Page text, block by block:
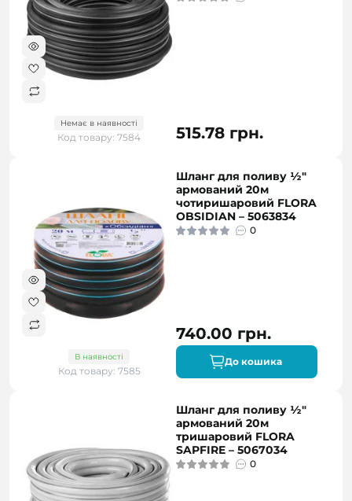
Немає в наявності
Код товару: 7584 515.78 грн.
В наявності
Код товару: 7585
Шланг для поливу ½"
армований 20м
чотиришаровий FLORA
OBSIDIAN – 5063834
0
740.00 грн.
До кошика
Шланг для поливу ½"
армований 20м
тришаровий FLORA
SAPFIRE – 5067034
0